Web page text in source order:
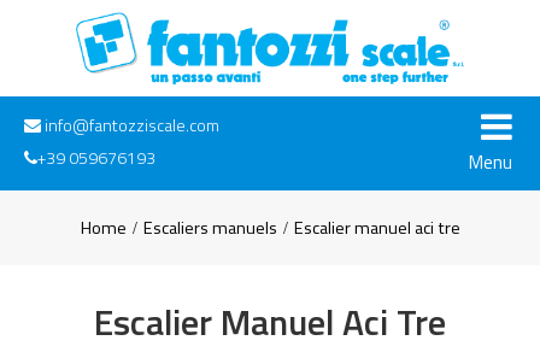
info@fantozziscale.com
+39 059676193
Menu
Home Escaliers manuels Escalier manuel aci tre
Escalier Manuel Aci Tre